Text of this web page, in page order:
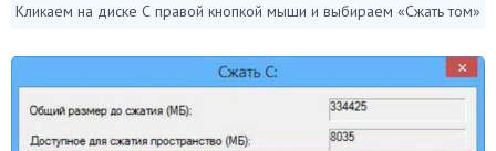
Кликаем на диске С правой кнопкой мыши и выбираем «Сжать том»